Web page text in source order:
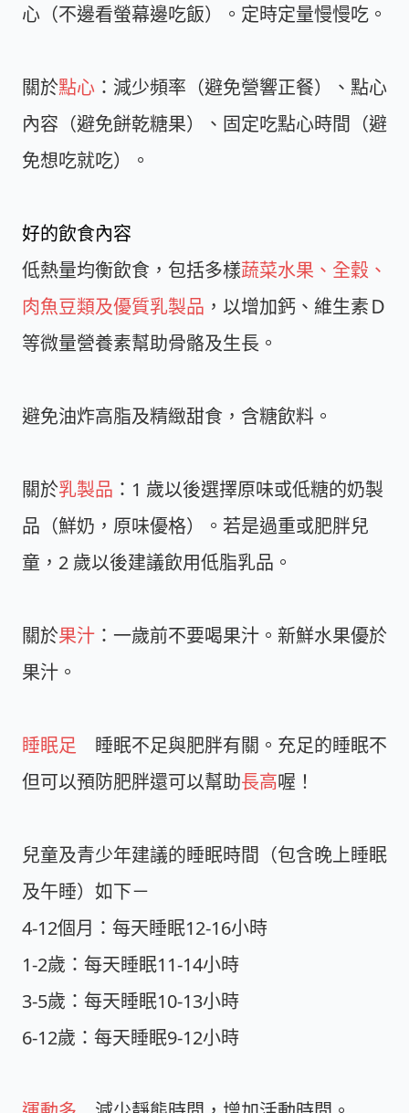
心（不邊看螢幕邊吃飯）。定時定量慢慢吃。
關於點心 ：減少頻率（避免營響正餐）、點心
內容（避免餅乾糖果）、固定吃點心時間（避
免想吃就吃）。
好的飲食內容
低熱量均衡飲食，包括多樣蔬菜水果、全穀、
肉魚豆類及優質乳製品 ，以增加鈣、維生素Ｄ
等微量營養素幫助骨骼及生長。
避免油炸高脂及精緻甜食，含糖飲料。
關於乳製品 ：1 歲以後選擇原味或低糖的奶製
品（鮮奶，原味優格）。若是過重或肥胖兒
童，2 歲以後建議飲用低脂乳品。
關於果汁 ：一歲前不要喝果汁。新鮮水果優於
果汁。
睡眠足
睡眠不足與肥胖有關。充足的睡眠不
但可以預防肥胖還可以幫助長高喔！
兒童及青少年建議的睡眠時間（包含晚上睡眠
及午睡）如下－
4-12個月：每天睡眠12-16小時
1-2歲：每天睡眠11-14小時
3-5歲：每天睡眠10-13小時
6-12歲：每天睡眠9-12小時